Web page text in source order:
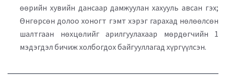
өөрийн хувийн дансаар дамжуулан хахууль авсан гэх;
Өнгөрсөн долоо хоногт гэмт хэрэг гарахад нөлөөлсөн
шалтгаан нөхцөлийг арилгуулахаар мөрдөгчийн 1
мэдэгдэл бичиж холбогдох байгууллагад хүргүүлсэн.